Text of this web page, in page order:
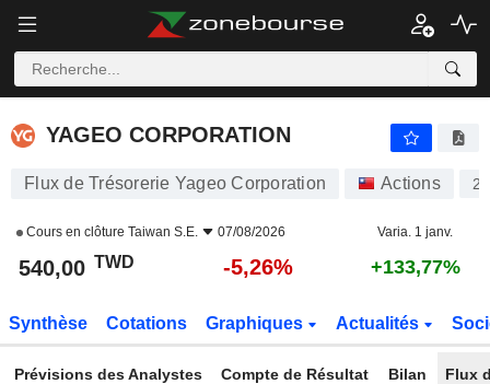
YAGEO CORPORATION
YAGEO CORPORATION
Flux de Trésorerie Yageo Corporation Actions
Cours en clôture Taiwan S.E. 07/08/2026 Varia. 1 janv.
540,00 TWD -5,26% +133,77%
Synthèse Cotations Graphiques Actualités
Prévisions des Analystes Compte de Résultat Bilan Flux